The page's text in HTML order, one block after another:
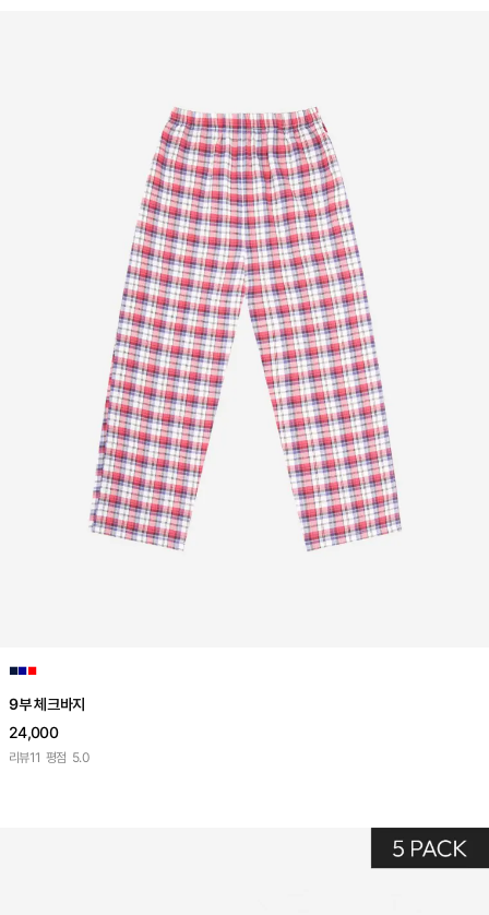
■■■
9부 체크바지
24,000
리뷰11 평점 5.0